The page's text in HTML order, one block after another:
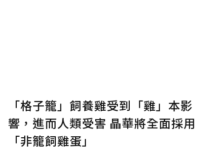
「格子籠」飼養雞受到「雞」本影
響，進而人類受害 晶華將全面採用
「非籠飼雞蛋」